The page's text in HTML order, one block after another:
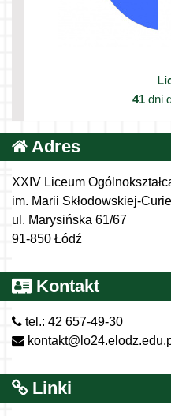
41 dni
Adres
XXIV Liceum
im. Marii Skłodowskiej-Curie
ul. Marysińska 61/67
91-850 Łódź
Kontakt
tel.: 42 657-49-30
Linki